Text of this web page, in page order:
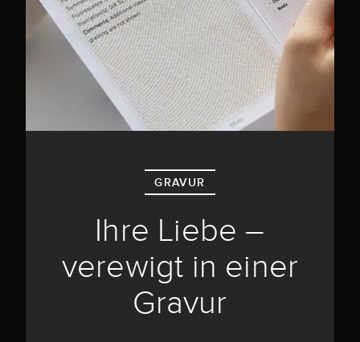
GRAVUR
Ihre Liebe –
verewigt in einer
Gravur